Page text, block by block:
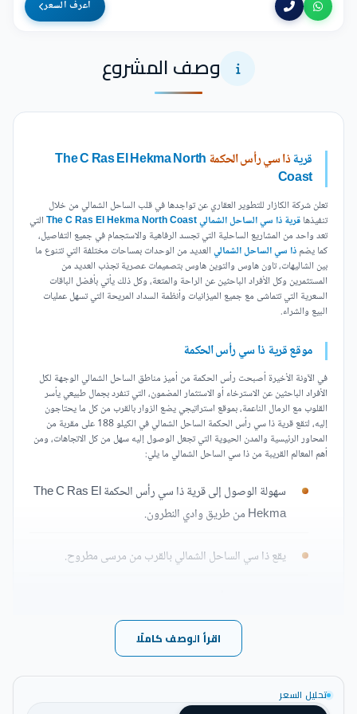
اعرف السعر
وصف المشروع
قريةذا سي رأس الحكمةThe C Ras El Hekma North
Coast
تعلن شركة الكازار للتطوير العقاري عن تواجدها في قلب الساحل الشمالي من خلال
تنفيذهاقرية ذا سي الساحل الشمالي The C Ras El Hekma North Coast
التي
تعد واحد من المشاريع الساحلية التي تجسد الرفاهية والاستجمام في جميع التفاصيل،
كما يضمذا سي الساحل الشماليالعديد من الوحدات بمساحات مختلفة التي تتنوع ما
بين الشاليهات، تاون هاوس والتوين هاوس بتصميمات عصرية تجذب العديد من
المستثمرين وكل الأفراد الباحثين عن الراحة والمتعة، وكل ذلك يأتي بأفضل الباقات
السعرية التي تتماشى مع جميع الميزانيات وأنظمة السداد المريحة التي تسهل عمليات
البيع والشراء.
موقع قرية ذا سي رأس الحكمة
في الآونة الأخيرة أصبحت رأس الحكمة من أميز مناطق الساحل الشمالي الوجهة لكل
الأفراد الباحثين عن الاسترخاء أو الاستثمار المضمون، التي تنفرد بجمال طبيعي يأسر
القلوب مع الرمال الناعمة، بموقع استراتيجي يضع الزوار بالقرب من كل ما يحتاجون
إليه، لتقع قرية ذا سي رأس الحكمة الساحل الشمالي في الكيلو 188 على مقربة من
المحاور الرئيسية والمدن الحيوية التي تجعل الوصول إليه سهل من كل الاتجاهات، ومن
أهم المعالم القريبة من ذا سي الساحل الشمالي ما يلي:
سهولة الوصول إلى قرية ذا سي رأس الحكمة The C Ras El
Hekma من طريق وادي النطرون.
يقع ذا سي الساحل الشمالي بالقرب من مرسى مطروح.
تعد المسافة الفاصلة بين The C والطريق الساحلي الدولي
إمكانية الذهاب إلى قرية ذا سي الساحل الشمالي من طريق
اقرأ الوصف كاملًا
تحليل السعر